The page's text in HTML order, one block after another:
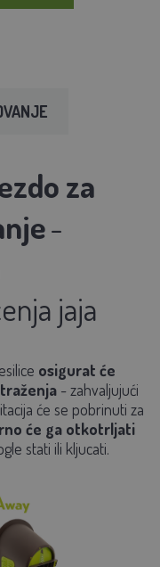
za
-
jaja
osigurat će
- zahvaljujući
će se pobrinuti za
će ga otkotrljati
stati ili kljucati.